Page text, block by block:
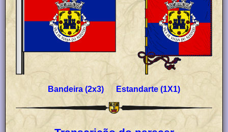
Bandeira (2x3) Estandarte (1X1)